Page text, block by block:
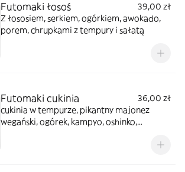
Futomaki łosoś
39,00 zł
Z łososiem, serkiem, ogórkiem, awokado,
porem, chrupkami z tempury i sałatą
Futomaki cukinia
36,00 zł
cukinia w tempurze, pikantny majonez
wegański, ogórek, kampyo, oshinko,